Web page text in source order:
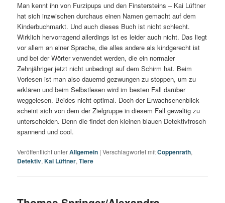
Man kennt ihn von Furzipups und den Finstersteins – Kai Lüftner
hat sich inzwischen durchaus einen Namen gemacht auf dem
Kinderbuchmarkt. Und auch dieses Buch ist nicht schlecht.
Wirklich hervorragend allerdings ist es leider auch nicht. Das liegt
vor allem an einer Sprache, die alles andere als kindgerecht ist
und bei der Wörter verwendet werden, die ein normaler
Zehnjähriger jetzt nicht unbedingt auf dem Schirm hat. Beim
Vorlesen ist man also dauernd gezwungen zu stoppen, um zu
erklären und beim Selbstlesen wird im besten Fall darüber
weggelesen. Beides nicht optimal. Doch der Erwachsenenblick
scheint sich von dem der Zielgruppe in diesem Fall gewaltig zu
unterscheiden. Denn die findet den kleinen blauen Detektivfrosch
spannend und cool.
Veröffentlicht unterAllgemein |Verschlagwortet mitCoppenrath,
Detektiv,Kai Lüftner,Tiere